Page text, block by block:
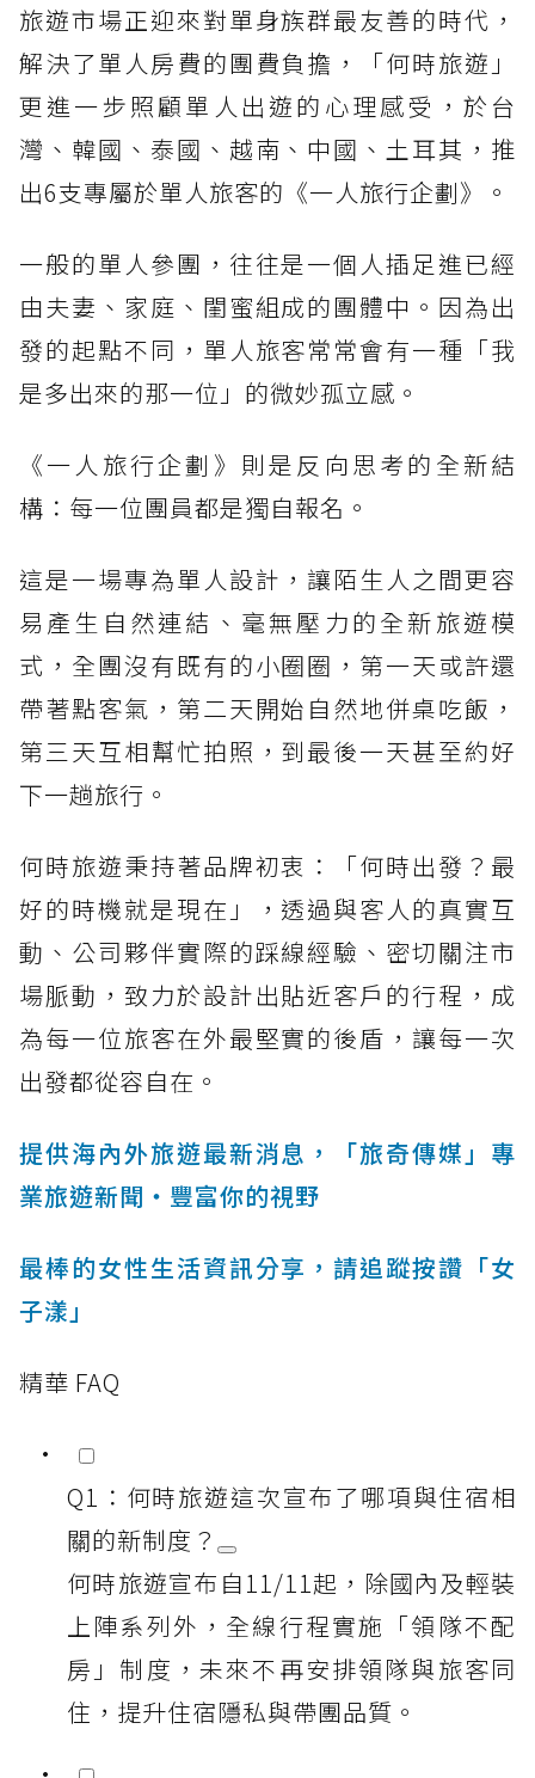
旅遊市場正迎來對單身族群最友善的時代，
解決了單人房費的團費負擔，「何時旅遊」
更進一步照顧單人出遊的心理感受，於台
灣、韓國、泰國、越南、中國、土耳其，推
出6支專屬於單人旅客的《一人旅行企劃》。
一般的單人參團，往往是一個人插足進已經
由夫妻、家庭、閨蜜組成的團體中。因為出
發的起點不同，單人旅客常常會有一種「我
是多出來的那一位」的微妙孤立感。
《一人旅行企劃》則是反向思考的全新結
構：每一位團員都是獨自報名。
這是一場專為單人設計，讓陌生人之間更容
易產生自然連結、毫無壓力的全新旅遊模
式，全團沒有既有的小圈圈，第一天或許還
帶著點客氣，第二天開始自然地併桌吃飯，
第三天互相幫忙拍照，到最後一天甚至約好
下一趟旅行。
何時旅遊秉持著品牌初衷：「何時出發？最
好的時機就是現在」，透過與客人的真實互
動、公司夥伴實際的踩線經驗、密切關注市
場脈動，致力於設計出貼近客戶的行程，成
為每一位旅客在外最堅實的後盾，讓每一次
出發都從容自在。
提供海內外旅遊最新消息，「旅奇傳媒」專
業旅遊新聞‧豐富你的視野
最棒的女性生活資訊分享，請追蹤按讚「女
子漾」
精華 FAQ
Q1：何時旅遊這次宣布了哪項與住宿相
關的新制度？
何時旅遊宣布自11/11起，除國內及輕裝
上陣系列外，全線行程實施「領隊不配
房」制度，未來不再安排領隊與旅客同
住，提升住宿隱私與帶團品質。